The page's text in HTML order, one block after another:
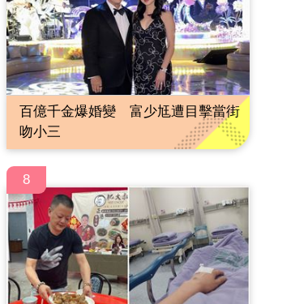
百億千金爆婚變 富少尪遭目擊當街
吻小三
8